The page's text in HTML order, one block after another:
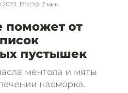
17:40 2 мин.
поможет от
пустышек
ментола и мяты
насморка.